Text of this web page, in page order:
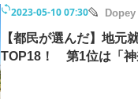
2023-05-10 07:30 Dopey
【都民が選んだ】地元
TOP18！ 第1位は「神